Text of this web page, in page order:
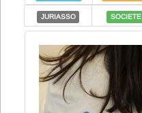
VieAsso
Infos
Divers
JURIASSO SOCIETE